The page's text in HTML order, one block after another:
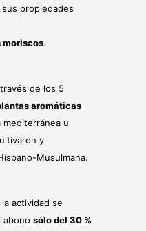
propiedades
moriscos.
de los 5
aromáticas
u
y
Musulmana.
actividad se
abono sólo del 30 %